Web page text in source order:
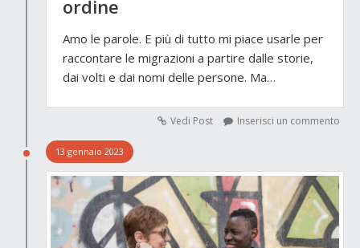
ordine
Amo le parole. E più di tutto mi piace usarle per
raccontare le migrazioni a partire dalle storie,
dai volti e dai nomi delle persone. Ma…
Vedi Post Inserisci un commento
13 gennaio 2023